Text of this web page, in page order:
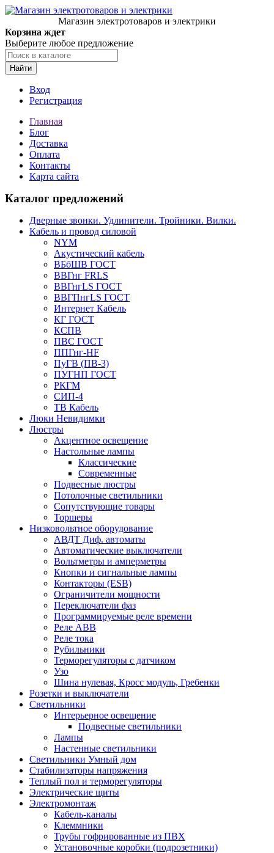
Магазин электротоваров и электрики
Корзина ждет
Выберите любое предложение
Найти
Вход
Регистрация
Главная
Блог
Доставка
Оплата
Контакты
Карта сайта
Каталог предложений
Дверные звонки. Удлинители. Тройники. Вилки.
Кабель и провод силовой
NYM
Акустический кабель
ВБбШВ ГОСТ
ВВГнг FRLS
ВВГнгLS ГОСТ
ВВГПнгLS ГОСТ
Интернет Кабель
КГ ГОСТ
КСПВ
ПВС ГОСТ
ППГнг-HF
ПуГВ (ПВ-3)
ПУГНП ГОСТ
РКГМ
СИП-4
ТВ Кабель
Люки Невидимки
Люстры
Акцентное освещение
Настольные лампы
Классические
Современные
Подвесные люстры
Потолочные светильники
Сопутствующие товары
Торшеры
Низковольтное оборудование
АВДT Диф. автоматы
Автоматические выключатели
Вольтметры и амперметры
Кнопки и сигнальные лампы
Контакторы (ESB)
Ограничители мощности
Переключатели фаз
Программируемые реле времени
Реле ABB
Реле тока
Рубильники
Терморегуляторы с датчиком
Узо
Шина нулевая, Кросс модуль, Гребенки
Розетки и выключатели
Светильники
Интерьерное освещение
Подвесные светильники
Лампы
Настенные светильники
Светильники Умный дом
Стабилизаторы напряжения
Теплый пол и терморегуляторы
Электрические щиты
Электромонтаж
Кабель-каналы
Клеммники
Трубы гофрированные из ПВХ
Установочные коробки (подрозетники)